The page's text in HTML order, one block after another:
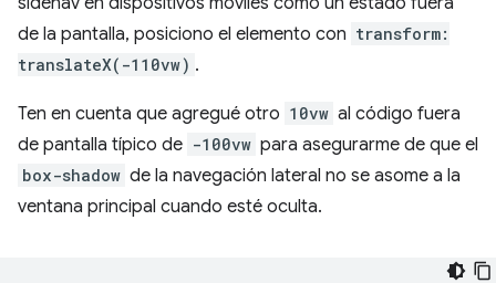
de la pantalla, posiciono el elemento con transform:
translateX(-110vw) .
Ten en cuenta que agregué otro 10vw al código fuera
de pantalla típico de -100vw para asegurarme de que el
box-shadow de la navegación lateral no se asome a la
ventana principal cuando esté oculta.